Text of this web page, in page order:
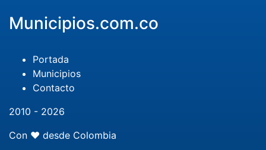
Municipios.com.co
Portada
Municipios
Contacto
2010 - 2026
Con ❤️ desde Colombia